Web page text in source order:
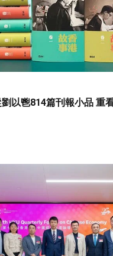
以鬯814篇刊報小品 重